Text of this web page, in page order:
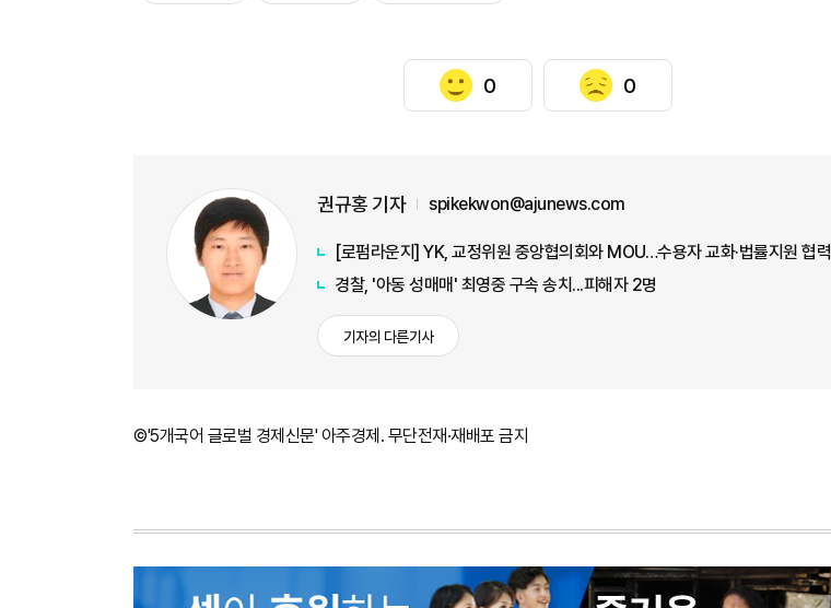
0 0
권규홍 기자 spikekwon@ajunews.com
[로펌라운지] YK, 교정위원 중앙협의회와 MOU…수용자 교화·법률지원 협력
경찰, '아동 성매매' 최영중 구속 송치...피해자 2명
기자의 다른기사
©'5개국어 글로벌 경제신문' 아주경제. 무단전재·재배포 금지